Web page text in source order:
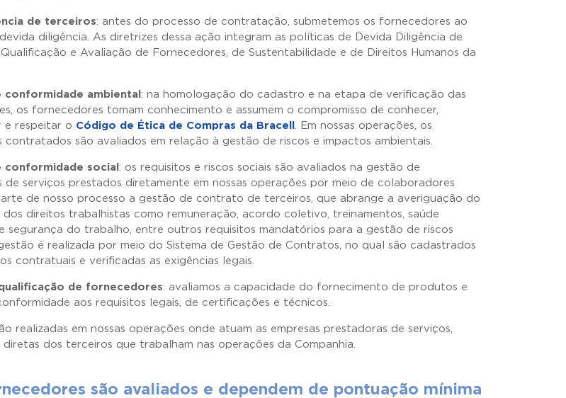
de terceiros: antes do processo de contratação, submetemos os fornecedores ao
diligência. As diretrizes dessa ação integram as políticas de Devida Diligência de
Qualificação e Avaliação de Fornecedores, de Sustentabilidade e de Direitos Humanos da
conformidade ambiental : na homologação do cadastro e na etapa de verificação das
os fornecedores tomam conhecimento e assumem o compromisso de conhecer,
e respeitar o Código de Ética de Compras da Bracell
. Em nossas operações, os
contratados são avaliados em relação à gestão de riscos e impactos ambientais.
conformidade social : os requisitos e riscos sociais são avaliados na gestão de
de serviços prestados diretamente em nossas operações por meio de colaboradores
de nosso processo a gestão de contrato de terceiros, que abrange a averiguação do
dos direitos trabalhistas como remuneração, acordo coletivo, treinamentos, saúde
segurança do trabalho, entre outros requisitos mandatórios para a gestão de riscos
é realizada por meio do Sistema de Gestão de Contratos, no qual são cadastrados
contratuais e verificadas as exigências legais.
de fornecedores: avaliamos a capacidade do fornecimento de produtos e
aos requisitos legais, de certificações e técnicos.
realizadas em nossas operações onde atuam as empresas prestadoras de serviços,
dos terceiros que trabalham nas operações da Companhia.
são avaliados e dependem de pontuação mínima